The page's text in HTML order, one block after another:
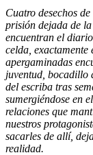
Cuatro desechos
prisión dejada de
encuentran el
celda, exactamente
apergaminadas
juventud, bocadillo
del escriba tras
sumergiéndose en
relaciones que
nuestros
sacarles de allí,
realidad.